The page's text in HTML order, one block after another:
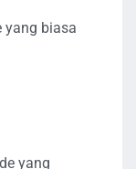
yang biasa
yang